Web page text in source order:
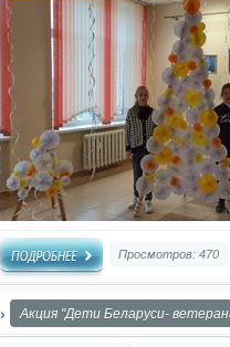
Просмотров: 470
Акция "Дети Беларуси-